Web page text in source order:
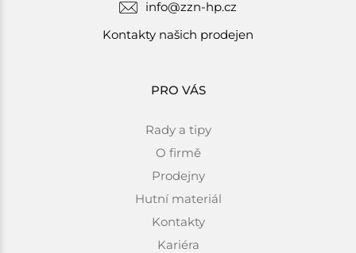
info@zzn-hp.cz
Kontakty našich prodejen
PRO VÁS
Rady a tipy
O firmě
Prodejny
Hutní materiál
Kontakty
Kariéra